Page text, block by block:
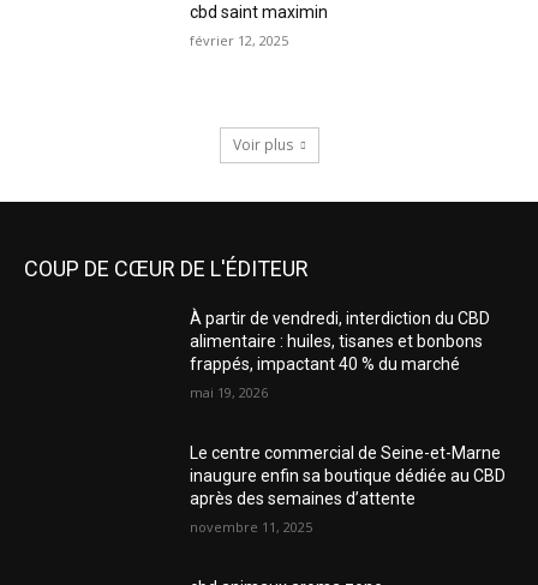
cbd saint maximin
février 12, 2025
Voir plus
COUP DE CŒUR DE L'ÉDITEUR
À partir de vendredi, interdiction du CBD
alimentaire : huiles, tisanes et bonbons
frappés, impactant 40 % du marché
mai 19, 2026
Le centre commercial de Seine-et-Marne
inaugure enfin sa boutique dédiée au CBD
après des semaines d’attente
novembre 11, 2025